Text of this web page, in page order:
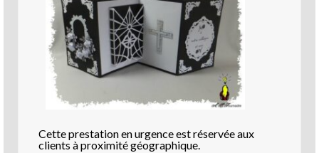
Cette prestation en urgence est réservée aux
clients à proximité géographique.